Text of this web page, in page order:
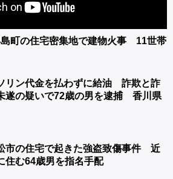
島町の住宅密集地で建物火事 11世帯
リン代金を払わずに給油 詐欺と詐
遂の疑いで72歳の男を逮捕 香川県
市の住宅で起きた強盗致傷事件 近
住む64歳男を指名手配